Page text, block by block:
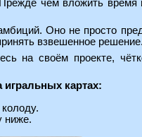
чем вложить время
Оно не просто
взвешенное решение.
на своём проекте,
игральных картах:
ниже.